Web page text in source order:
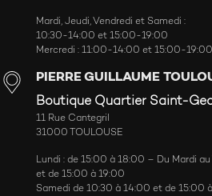
Mardi, Jeudi, Vendredi et Samedi :
10:30-14:00 et 15:00-19:00
Mercredi : 11:00-14:00 et 15:00-19:00
PIERRE GUILLAUME
Boutique Quartier Saint-
11 Rue Cantegril
31000 TOULOUSE
Lundi : de 15:00 à 18:00 – Du Mardi
et de 15:00 à 19:00
Samedi de 10:30 à 14:00 et de 15:00